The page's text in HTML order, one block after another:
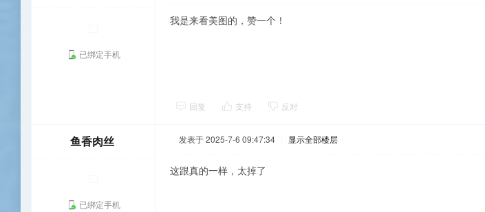
已绑定手机
我是来看美图的，赞一个！
回复 支持 反对
鱼香肉丝
已绑定手机
发表于 2025-7-6 09:47:34 显示全部楼层
这跟真的一样，太掉了